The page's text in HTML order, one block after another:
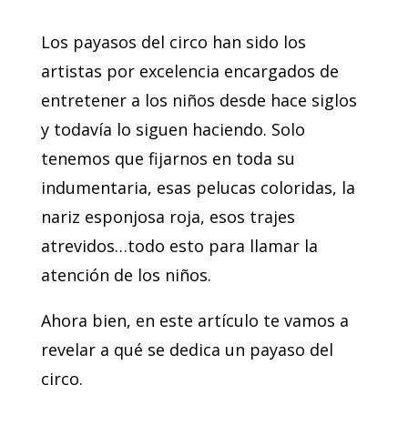
Los payasos del circo han sido los
artistas por excelencia encargados de
entretener a los niños desde hace siglos
y todavía lo siguen haciendo. Solo
tenemos que fijarnos en toda su
indumentaria, esas pelucas coloridas, la
nariz esponjosa roja, esos trajes
atrevidos…todo esto para llamar la
atención de los niños.
Ahora bien, en este artículo te vamos a
revelar a qué se dedica un payaso del
circo.